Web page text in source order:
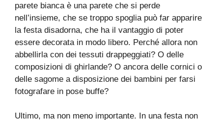
parete bianca è una parete che si perde
nell’insieme, che se troppo spoglia può far apparire
la festa disadorna, che ha il vantaggio di poter
essere decorata in modo libero. Perché allora non
abbellirla con dei tessuti drappeggiati? O delle
composizioni di ghirlande? O ancora delle cornici o
delle sagome a disposizione dei bambini per farsi
fotografare in pose buffe?
Ultimo, ma non meno importante. In una festa non